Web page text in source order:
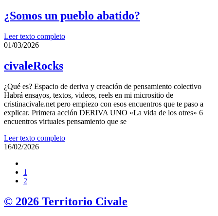
¿Somos un pueblo abatido?
Leer texto completo
01/03/2026
civaleRocks
¿Qué es? Espacio de deriva y creación de pensamiento colectivo
Habrá ensayos, textos, videos, reels en mi micrositio de
cristinacivale.net pero empiezo con esos encuentros que te paso a
explicar. Primera acción DERIVA UNO «La vida de los otres» 6
encuentros virtuales pensamiento que se
Leer texto completo
16/02/2026
1
2
© 2026 Territorio Civale